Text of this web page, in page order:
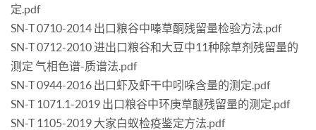
定.pdf
SN-T 0710-2014 出口粮谷中嗪草酮残留量检验方法.pdf
SN-T 0712-2010 进出口粮谷和大豆中11种除草剂残留量的
测定 气相色谱-质谱法.pdf
SN-T 0944-2016 出口虾及虾干中吲哚含量的测定.pdf
SN-T 1071.1-2019 出口粮谷中环庚草醚残留量的测定.pdf
SN-T 1105-2019 大家白蚁检疫鉴定方法.pdf